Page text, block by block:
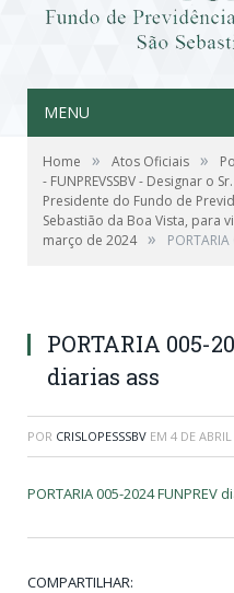
MENU
Home » Atos Oficiais »
- FUNPREVSSBV - Designar o
Presidente do Fundo de
Sebastião da Boa Vista, para
março de 2024 »
PORTARIA 005-
diarias ass
POR CRISLOPESSSBV EM 4 DE
PORTARIA 005-2024 FUNPREV
COMPARTILHAR: